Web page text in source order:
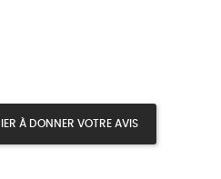
À DONNER VOTRE AVIS